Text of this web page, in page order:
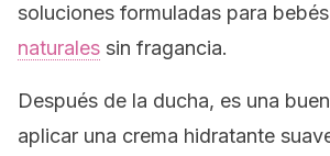
soluciones formuladas para
naturales sin fragancia.
Después de la ducha, es una
aplicar una crema hidratante